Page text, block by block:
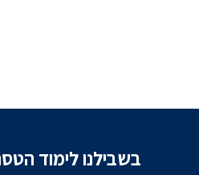
בשבילנו לימוד